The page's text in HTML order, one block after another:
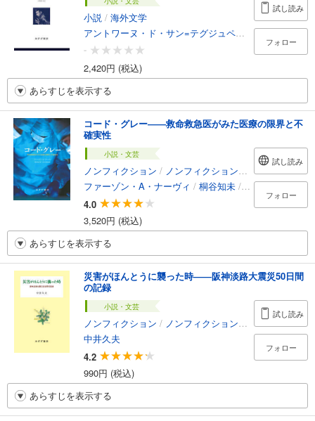
小説 / 海外文学
アントワーヌ・ド・サン=テグジュペリ
山崎庸一郎
-
2,420円 (税込)
試し読み
フォロー
あらすじを表示する
コード・グレー――救命救急医がみた医療の限界と不
確実性
小説・文芸
ノンフィクション / ノンフィクション・ドキュメンタリー
ファーゾン・A・ナーヴィ / 桐谷知未 / 原井宏明
4.0
3,520円 (税込)
試し読み
フォロー
あらすじを表示する
災害がほんとうに襲った時――阪神淡路大震災50日間
の記録
小説・文芸
ノンフィクション / ノンフィクション・ドキュメンタリー
中井久夫
4.2
990円 (税込)
試し読み
フォロー
あらすじを表示する